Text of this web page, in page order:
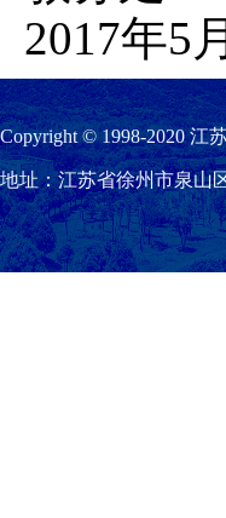
2017年5
Copyright © 1998-2020
地址：江苏省徐州市泉山